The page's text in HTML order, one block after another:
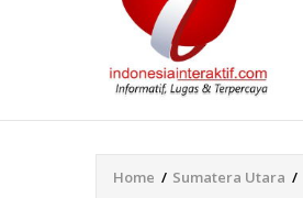
Home / Sumatera Utara /